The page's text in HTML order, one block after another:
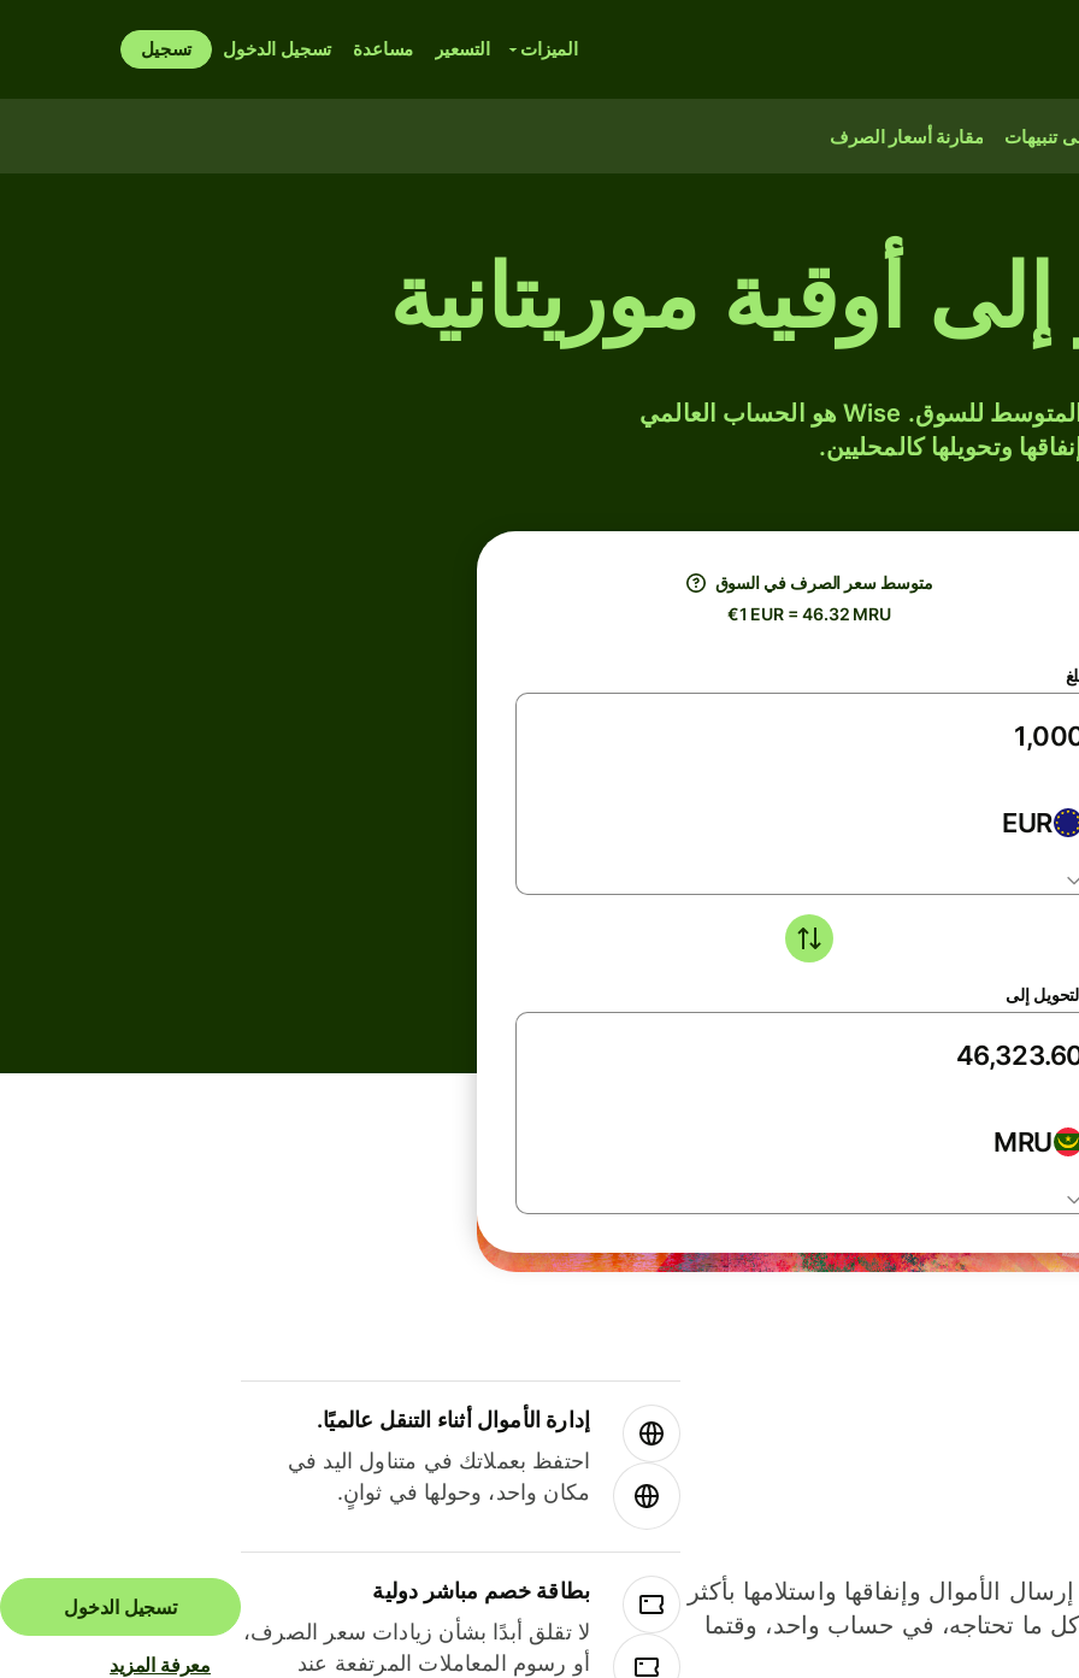
الميزات التسعير مساعدة تسجيل الدخول تسجيل
تنبيهات مقارنة أسعار الصرف
أوقية موريتانية
حوّل EUR إلى MRU بسعر الصرف المتوسط للسوق. Wise هو الحساب العالمي
وتحويلها كالمحليين.
متوسط ​​سعر الصرف في السوق
€1 EUR = 46.32 MRU
EUR
إلى
MRU
الأموال وإنفاقها واستلامها بأكثر
كل ما تحتاجه، في حساب واحد، وقتما
إدارة الأموال أثناء التنقل عالميًا.
احتفظ بعملاتك في متناول اليد في
مكان واحد، وحولها في ثوانٍ.
بطاقة خصم مباشر دولية
لا تقلق أبدًا بشأن زيادات سعر الصرف،
أو رسوم المعاملات المرتفعة عند
تسجيل الدخول
معرفة المزيد